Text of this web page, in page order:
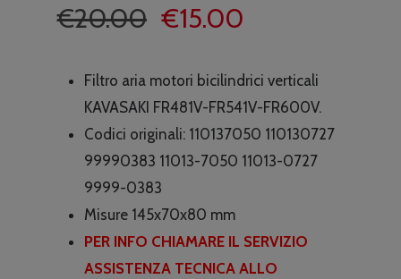
€20.00 Il
originale
era:
€20.00.
€15.00
attuale
è:
€15.00.
Filtro aria motori bicilindrici verticali
KAVASAKI FR481V-FR541V-FR600V.
Codici originali: 110137050 110130727
99990383 11013-7050 11013-0727
9999-0383
Misure 145x70x80 mm
PER INFO CHIAMARE IL SERVIZIO
ASSISTENZA TECNICA ALLO